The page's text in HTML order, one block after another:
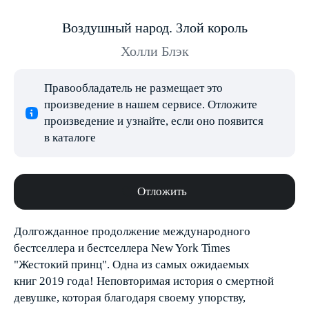
Воздушный народ. Злой король
Холли Блэк
Правообладатель не размещает это
произведение в нашем сервисе. Отложите
произведение и узнайте, если оно появится
в каталоге
Отложить
Долгожданное продолжение международного
бестселлера и бестселлера New York Times
"Жестокий принц". Одна из самых ожидаемых
книг 2019 года! Неповторимая история о смертной
девушке, которая благодаря своему упорству,